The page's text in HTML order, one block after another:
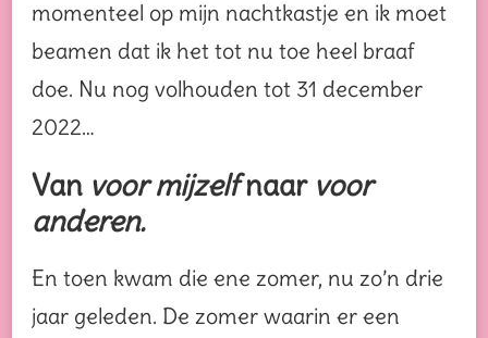
momenteel op mijn nachtkastje en ik moet
beamen dat ik het tot nu toe heel braaf
doe. Nu nog volhouden tot 31 december
2022…
Van voor mijzelfnaar voor
anderen.
En toen kwam die ene zomer, nu zo’n drie
jaar geleden. De zomer waarin er een